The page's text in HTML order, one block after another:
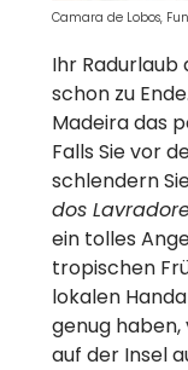
Ihr
schon zu
Madeira das
Falls Sie vor
schlendern
dos
ein tolles
tropischen
lokalen
genug
auf der Insel
Camara de Lobos,